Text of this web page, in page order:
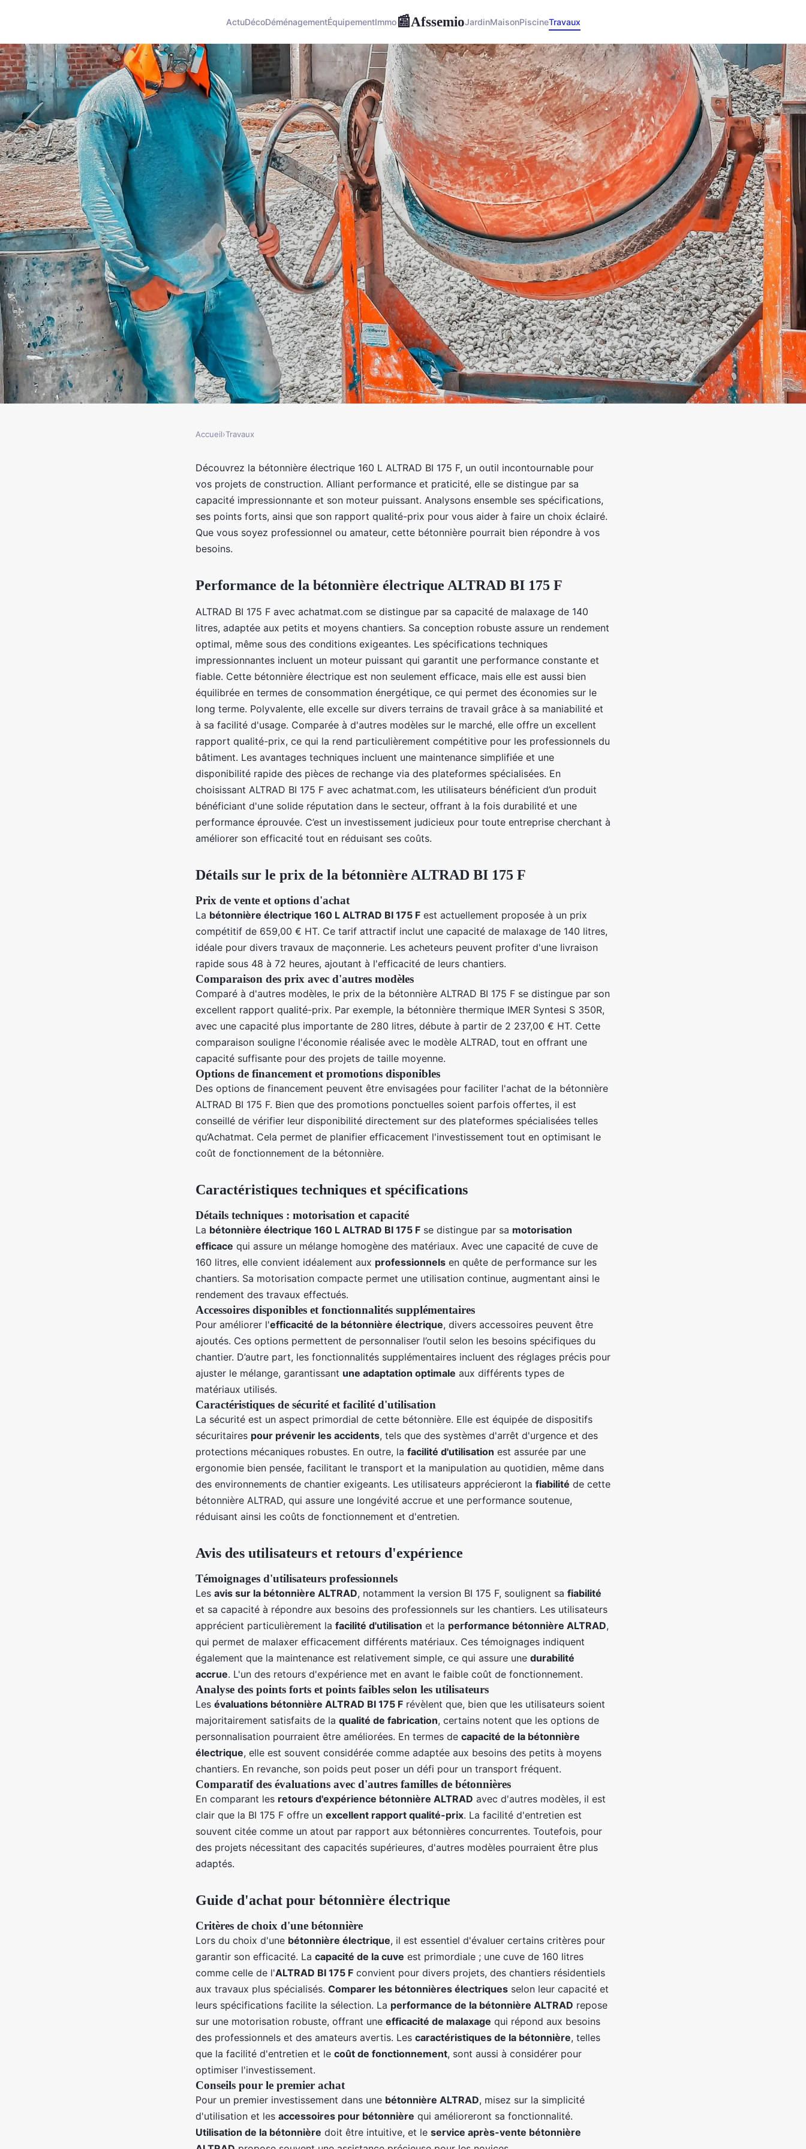
ActuDécoDéménagementÉquipementImmo📰AfssemioJardinMaisonPiscineTravaux
Bétonnière électrique 160 L altrad BI 175
F : performance et prix
Accueil›Travaux
Découvrez la bétonnière électrique 160 L ALTRAD BI 175 F, un outil incontournable pour
vos projets de construction. Alliant performance et praticité, elle se distingue par sa
capacité impressionnante et son moteur puissant. Analysons ensemble ses spécifications,
ses points forts, ainsi que son rapport qualité-prix pour vous aider à faire un choix éclairé.
Que vous soyez professionnel ou amateur, cette bétonnière pourrait bien répondre à vos
besoins.
Performance de la bétonnière électrique ALTRAD BI 175 F
ALTRAD BI 175 F avec achatmat.com se distingue par sa capacité de malaxage de 140
litres, adaptée aux petits et moyens chantiers. Sa conception robuste assure un rendement
optimal, même sous des conditions exigeantes. Les spécifications techniques
impressionnantes incluent un moteur puissant qui garantit une performance constante et
fiable. Cette bétonnière électrique est non seulement efficace, mais elle est aussi bien
équilibrée en termes de consommation énergétique, ce qui permet des économies sur le
long terme. Polyvalente, elle excelle sur divers terrains de travail grâce à sa maniabilité et
à sa facilité d'usage. Comparée à d'autres modèles sur le marché, elle offre un excellent
rapport qualité-prix, ce qui la rend particulièrement compétitive pour les professionnels du
bâtiment. Les avantages techniques incluent une maintenance simplifiée et une
disponibilité rapide des pièces de rechange via des plateformes spécialisées. En
choisissant ALTRAD BI 175 F avec achatmat.com, les utilisateurs bénéficient d’un produit
bénéficiant d'une solide réputation dans le secteur, offrant à la fois durabilité et une
performance éprouvée. C’est un investissement judicieux pour toute entreprise cherchant à
améliorer son efficacité tout en réduisant ses coûts.
Détails sur le prix de la bétonnière ALTRAD BI 175 F
Prix de vente et options d'achat
La bétonnière électrique 160 L ALTRAD BI 175 F est actuellement proposée à un prix
compétitif de 659,00 € HT. Ce tarif attractif inclut une capacité de malaxage de 140 litres,
idéale pour divers travaux de maçonnerie. Les acheteurs peuvent profiter d'une livraison
rapide sous 48 à 72 heures, ajoutant à l'efficacité de leurs chantiers.
Comparaison des prix avec d'autres modèles
Comparé à d'autres modèles, le prix de la bétonnière ALTRAD BI 175 F se distingue par son
excellent rapport qualité-prix. Par exemple, la bétonnière thermique IMER Syntesi S 350R,
avec une capacité plus importante de 280 litres, débute à partir de 2 237,00 € HT. Cette
comparaison souligne l'économie réalisée avec le modèle ALTRAD, tout en offrant une
capacité suffisante pour des projets de taille moyenne.
Options de financement et promotions disponibles
Des options de financement peuvent être envisagées pour faciliter l'achat de la bétonnière
ALTRAD BI 175 F. Bien que des promotions ponctuelles soient parfois offertes, il est
conseillé de vérifier leur disponibilité directement sur des plateformes spécialisées telles
qu’Achatmat. Cela permet de planifier efficacement l'investissement tout en optimisant le
coût de fonctionnement de la bétonnière.
Caractéristiques techniques et spécifications
Détails techniques : motorisation et capacité
La bétonnière électrique 160 L ALTRAD BI 175 F se distingue par sa motorisation
efficace qui assure un mélange homogène des matériaux. Avec une capacité de cuve de
160 litres, elle convient idéalement aux professionnels en quête de performance sur les
chantiers. Sa motorisation compacte permet une utilisation continue, augmentant ainsi le
rendement des travaux effectués.
Accessoires disponibles et fonctionnalités supplémentaires
Pour améliorer l'efficacité de la bétonnière électrique, divers accessoires peuvent être
ajoutés. Ces options permettent de personnaliser l’outil selon les besoins spécifiques du
chantier. D’autre part, les fonctionnalités supplémentaires incluent des réglages précis pour
ajuster le mélange, garantissant une adaptation optimale aux différents types de
matériaux utilisés.
Caractéristiques de sécurité et facilité d'utilisation
La sécurité est un aspect primordial de cette bétonnière. Elle est équipée de dispositifs
sécuritaires pour prévenir les accidents, tels que des systèmes d'arrêt d'urgence et des
protections mécaniques robustes. En outre, la facilité d'utilisation est assurée par une
ergonomie bien pensée, facilitant le transport et la manipulation au quotidien, même dans
des environnements de chantier exigeants. Les utilisateurs apprécieront la fiabilité de cette
bétonnière ALTRAD, qui assure une longévité accrue et une performance soutenue,
réduisant ainsi les coûts de fonctionnement et d'entretien.
Avis des utilisateurs et retours d'expérience
Témoignages d'utilisateurs professionnels
Les avis sur la bétonnière ALTRAD, notamment la version BI 175 F, soulignent sa fiabilité
et sa capacité à répondre aux besoins des professionnels sur les chantiers. Les utilisateurs
apprécient particulièrement la facilité d'utilisation et la performance bétonnière ALTRAD,
qui permet de malaxer efficacement différents matériaux. Ces témoignages indiquent
également que la maintenance est relativement simple, ce qui assure une durabilité
accrue. L'un des retours d'expérience met en avant le faible coût de fonctionnement.
Analyse des points forts et points faibles selon les utilisateurs
Les évaluations bétonnière ALTRAD BI 175 F révèlent que, bien que les utilisateurs soient
majoritairement satisfaits de la qualité de fabrication, certains notent que les options de
personnalisation pourraient être améliorées. En termes de capacité de la bétonnière
électrique, elle est souvent considérée comme adaptée aux besoins des petits à moyens
chantiers. En revanche, son poids peut poser un défi pour un transport fréquent.
Comparatif des évaluations avec d'autres familles de bétonnières
En comparant les retours d'expérience bétonnière ALTRAD avec d'autres modèles, il est
clair que la BI 175 F offre un excellent rapport qualité-prix. La facilité d'entretien est
souvent citée comme un atout par rapport aux bétonnières concurrentes. Toutefois, pour
des projets nécessitant des capacités supérieures, d'autres modèles pourraient être plus
adaptés.
Guide d'achat pour bétonnière électrique
Critères de choix d'une bétonnière
Lors du choix d'une bétonnière électrique, il est essentiel d'évaluer certains critères pour
garantir son efficacité. La capacité de la cuve est primordiale ; une cuve de 160 litres
comme celle de l'ALTRAD BI 175 F convient pour divers projets, des chantiers résidentiels
aux travaux plus spécialisés. Comparer les bétonnières électriques selon leur capacité et
leurs spécifications facilite la sélection. La performance de la bétonnière ALTRAD repose
sur une motorisation robuste, offrant une efficacité de malaxage qui répond aux besoins
des professionnels et des amateurs avertis. Les caractéristiques de la bétonnière, telles
que la facilité d'entretien et le coût de fonctionnement, sont aussi à considérer pour
optimiser l'investissement.
Conseils pour le premier achat
Pour un premier investissement dans une bétonnière ALTRAD, misez sur la simplicité
d'utilisation et les accessoires pour bétonnière qui amélioreront sa fonctionnalité.
Utilisation de la bétonnière doit être intuitive, et le service après-vente bétonnière